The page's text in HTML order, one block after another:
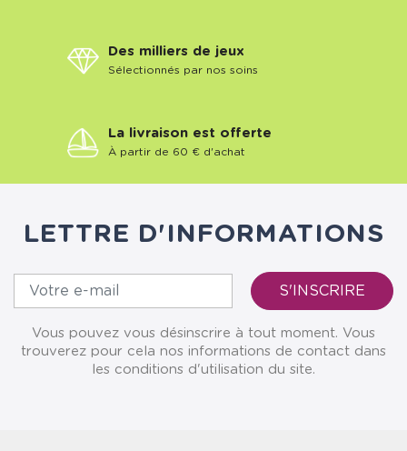
Des milliers de jeux
Sélectionnés par nos soins
La livraison est offerte
À partir de 60 € d'achat
LETTRE D'INFORMATIONS
Vous pouvez vous désinscrire à tout moment. Vous
trouverez pour cela nos informations de contact dans
les conditions d'utilisation du site.